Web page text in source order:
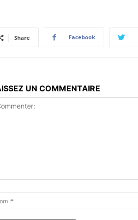
Share Facebook
UN COMMENTAIRE